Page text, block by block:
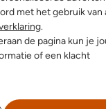
met het gebruik van
.
de pagina kun je
of een klacht